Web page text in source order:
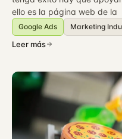
ello es la página web de la
Google Ads Marketing
Leer más